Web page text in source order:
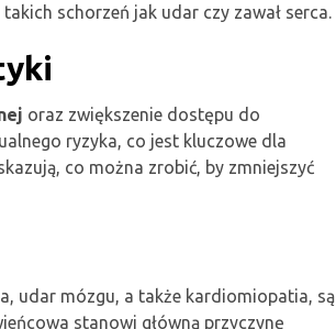
schorzeń jak udar czy zawał serca.
oraz zwiększenie dostępu do
ryzyka, co jest kluczowe dla
co można zrobić, by zmniejszyć
udar mózgu, a także kardiomiopatia, są
stanowi główną przyczynę